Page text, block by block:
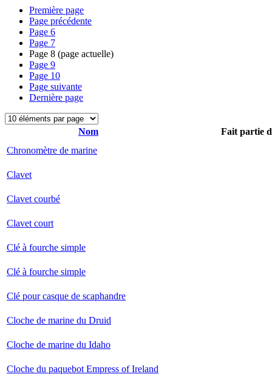
Première page
Page précédente
Page 6
Page 7
Page 8 (page actuelle)
Page 9
Page 10
Page suivante
Dernière page
Nom
Fait partie
Chronomètre de marine
Clavet
Clavet courbé
Clavet court
Clé à fourche simple
Clé à fourche simple
Clé pour casque de scaphandre
Cloche de marine du Druid
Cloche de marine du Idaho
Cloche du paquebot Empress of Ireland